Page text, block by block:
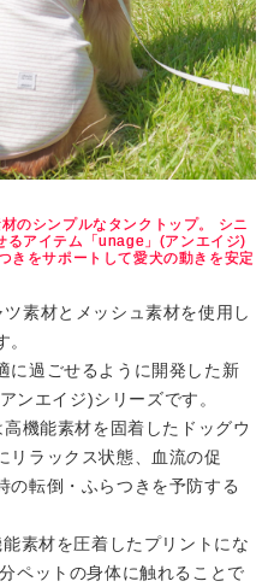
のシンプルなタンクトップ。 シニ
るアイテム「unage」(アンエイジ)
きをサポートして愛犬の動きを安定
素材とメッシュ素材を使用し
に過ごせるように開発した新
ンエイジ)シリーズです。
機能素材を固着したドッグウ
リラックス状態、血流の促
の転倒・ふらつきを予防する
素材を圧着したプリントにな
ペットの身体に触れることで